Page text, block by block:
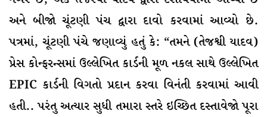
અને બીજો ચૂંટણી પંચ દ્વારા દાવો કરવામાં આવ્યો છે.
પત્રમાં, ચૂંટણી પંચે જણાવ્યું હતું કે: “તમને (તેજશ્વી યાદવ)
પ્રેસ કોન્ફરન્સમાં ઉલ્લેખિત કાર્ડની મૂળ નકલ સાથે ઉલ્લેખિત
EPIC કાર્ડની વિગતો પ્રદાન કરવા વિનંતી કરવામાં આવી
હતી.. પરંતુ અત્યાર સુધી તમારા સ્તરે ઇચ્છિત દસ્તાવેજો પૂરા